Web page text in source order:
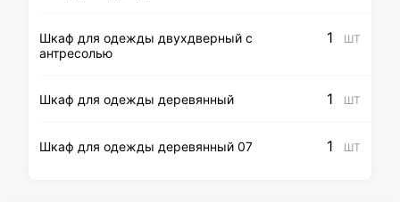
Шкаф для одежды двухдверный с
антресолью
1 ШТ
Шкаф для одежды деревянный 1 ШТ
Шкаф для одежды деревянный 07 1 ШТ